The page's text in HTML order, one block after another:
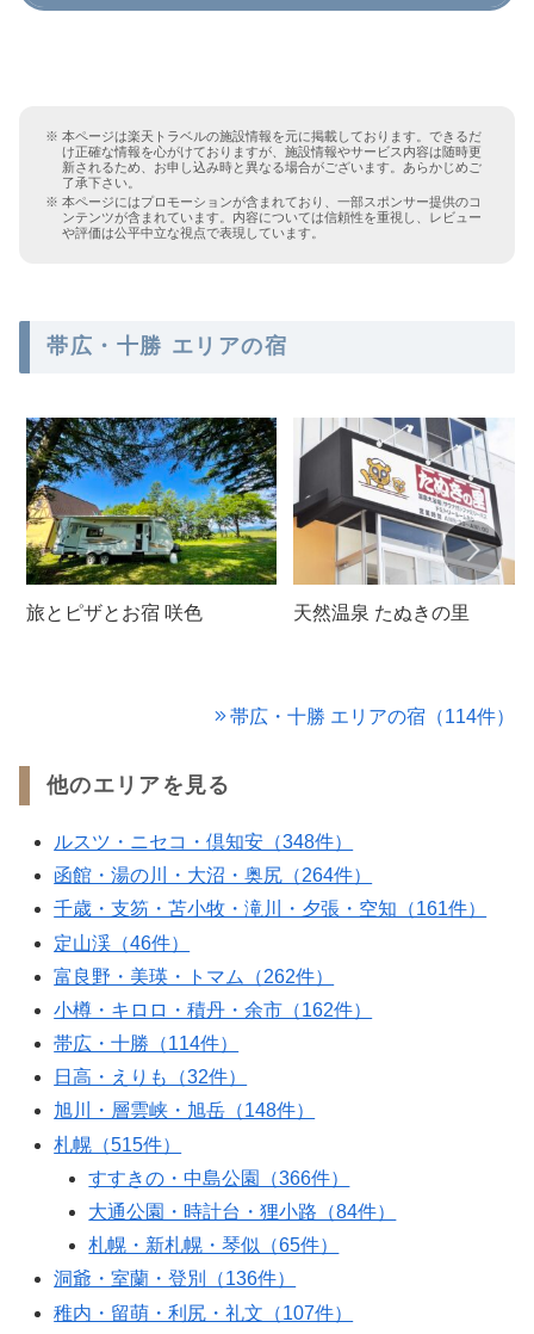
本ページは楽天トラベルの施設情報を元に掲載しております。できるだ
け正確な情報を心がけておりますが、施設情報やサービス内容は随時更
新されるため、お申し込み時と異なる場合がございます。あらかじめご
了承下さい。
本ページにはプロモーションが含まれており、一部スポンサー提供のコ
ンテンツが含まれています。内容については信頼性を重視し、レビュー
や評価は公平中立な視点で表現しています。
帯広・十勝 エリアの宿
旅とピザとお宿 咲色 天然温泉 たぬきの里
帯広・十勝 エリアの宿（114件）
他のエリアを見る
ルスツ・ニセコ・倶知安（348件）
函館・湯の川・大沼・奥尻（264件）
千歳・支笏・苫小牧・滝川・夕張・空知（161件）
定山渓（46件）
富良野・美瑛・トマム（262件）
小樽・キロロ・積丹・余市（162件）
帯広・十勝（114件）
日高・えりも（32件）
旭川・層雲峡・旭岳（148件）
札幌（515件）
すすきの・中島公園（366件）
大通公園・時計台・狸小路（84件）
札幌・新札幌・琴似（65件）
洞爺・室蘭・登別（136件）
稚内・留萌・利尻・礼文（107件）